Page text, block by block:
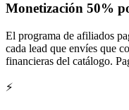
Monetización 50%
El programa de afiliados
cada lead que envíes que
financieras del catálogo.
⚡